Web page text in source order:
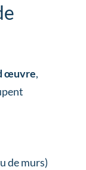
œuvre,
de murs)